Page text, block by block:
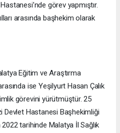
görev yapmıştır.
arasında başhekim olarak
Eğitim ve Araştırma
ise Yeşilyurt Hasan Çalık
görevini yürütmüştür. 25
Devlet Hastanesi Başhekimliği
tarihinde Malatya İl Sağlık